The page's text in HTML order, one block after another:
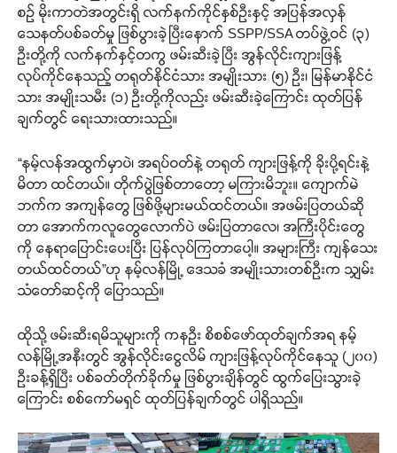
စဉ် မိုးကာတဲအတွင်းရှိ လက်နက်ကိုင်နှစ်ဦးနှင့် အပြန်အလှန်
သေနတ်ပစ်ခတ်မှု ဖြစ်ပွားခဲ့ပြီးနောက် SSPP/SSA တပ်ဖွဲ့ဝင် (၃)
ဦးတို့ကို လက်နက်နှင့်တကွ ဖမ်းဆီးခဲ့ပြီး အွန်လိုင်းကျားဖြန့်
လုပ်ကိုင်နေသည့် တရုတ်နိုင်ငံသား အမျိုးသား (၅) ဦး၊ မြန်မာနိုင်ငံ
သား အမျိုးသမီး (၁) ဦးတို့ကိုလည်း ဖမ်းဆီးခဲ့ကြောင်း ထုတ်ပြန်
ချက်တွင် ရေးသားထားသည်။
“နမ့်လန်အထွက်မှာပဲ၊ အရပ်ဝတ်နဲ့ တရုတ် ကျားဖြန့်ကို ခိုးပို့ရင်းနဲ့
မိတာ ထင်တယ်။ တိုက်ပွဲဖြစ်တာတော့ မကြားမိဘူး။ ကျောက်မဲ
ဘက်က အကျန်တွေ ဖြစ်ဖို့များမယ်ထင်တယ်။ အဖမ်းပြတယ်ဆို
တာ အောက်ကလူတွေလောက်ပဲ ဖမ်းပြတာလေ၊ အကြီးပိုင်းတွေ
ကို နေရာပြောင်းပေးပြီး ပြန်လုပ်ကြတာပေါ့။ အများကြီး ကျန်သေး
တယ်ထင်တယ်”ဟု နမ့်လန်မြို့ ဒေသခံ အမျိုးသားတစ်ဦးက သျှမ်း
သံတော်ဆင့်ကို ပြောသည်။
ထိုသို့ ဖမ်းဆီးရမိသူများကို ကနဦး စိစစ်ဖော်ထုတ်ချက်အရ နမ့်
လန်မြို့အနီးတွင် အွန်လိုင်းငွေလိမ် ကျားဖြန့်လုပ်ကိုင်နေသူ (၂၀၀)
ဦးခန့်ရှိပြီး ပစ်ခတ်တိုက်ခိုက်မှု ဖြစ်ပွားချိန်တွင် ထွက်ပြေးသွားခဲ့
ကြောင်း စစ်ကော်မရှင် ထုတ်ပြန်ချက်တွင် ပါရှိသည်။